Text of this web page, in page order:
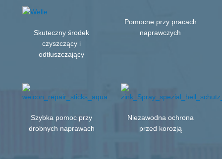
Skuteczny środek
czyszczący i
odtłuszczający
Pomocne przy pracach
naprawczych
Szybka pomoc przy
drobnych naprawach
Niezawodna ochrona
przed korozją